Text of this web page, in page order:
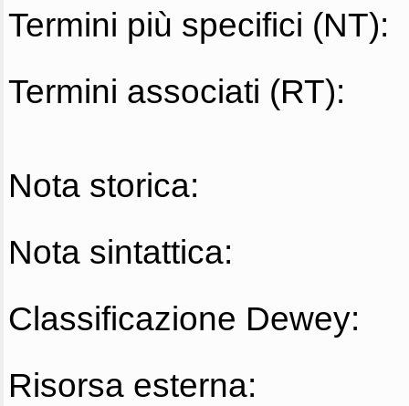
Termini più specifici (NT):
Termini associati (RT):
Nota storica:
Nota sintattica:
Classificazione Dewey:
Risorsa esterna: